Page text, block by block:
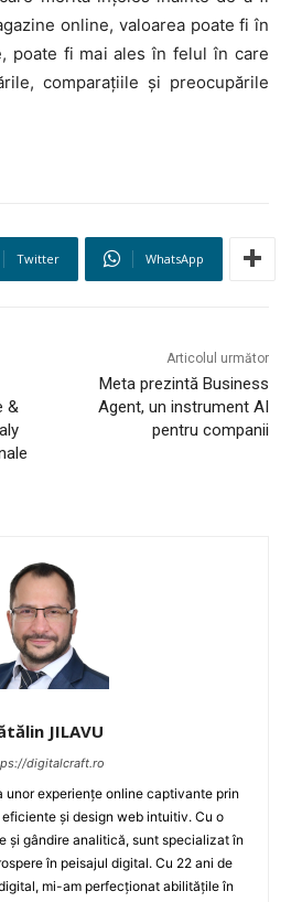
online, valoarea poate fi în
poate fi mai ales în felul în care
comparațiile și preocupările
Twitter WhatsApp
&
Articolul următor
Meta prezintă Business
Agent, un instrument AI
pentru companii
JILAVU
digitalcraft.ro
unor experiențe online captivante prin
și design web intuitiv. Cu o
și gândire analitică, sunt specializat în
în peisajul digital. Cu 22 ani de
mi-am perfecționat abilitățile în